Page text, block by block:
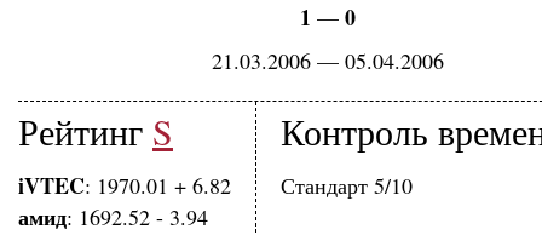
1 — 0
21.03.2006 — 05.04.2006
Рейтинг S
iVTEC: 1970.01 + 6.82
амид: 1692.52 - 3.94
Контроль
Стандарт 5/10